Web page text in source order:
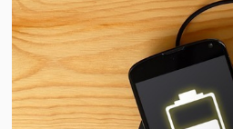
频
普